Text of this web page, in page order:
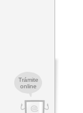
Trámite
online